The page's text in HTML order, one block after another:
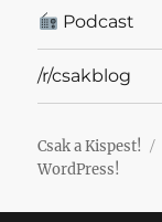
Podcast
/r/csakblog
Csak a Kispest!
WordPress!